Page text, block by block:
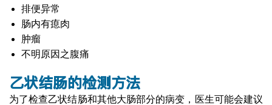
排便异常
肠内有瘜肉
肿瘤
不明原因之腹痛
乙状结肠的检测方法
为了检查乙状结肠和其他大肠部分的病变，医生可能会建议